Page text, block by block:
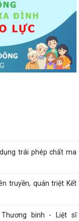
truyền, thực hiện Nghị
thải rắn sinh hoạt tại
trái phép chất ma
truyền, quán triệt Kết
binh - Liệt sĩ